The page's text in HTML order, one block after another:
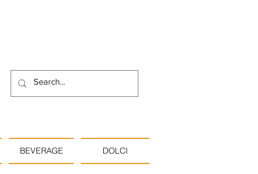
BEVERAGE DOLCI